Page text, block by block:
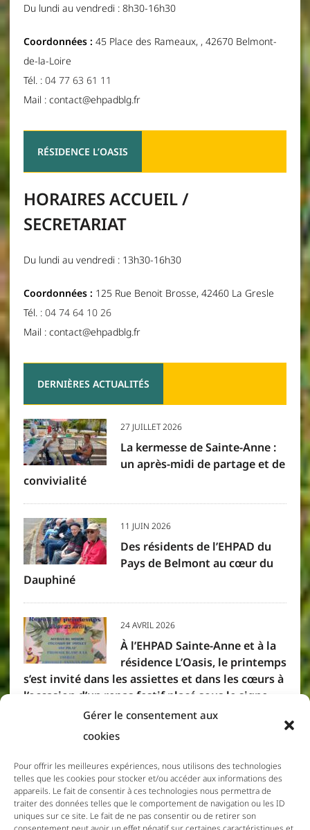
Gérer le consentement aux
cookies
Pour offrir les meilleures expériences, nous utilisons des technologies
telles que les cookies pour stocker et/ou accéder aux informations des
appareils. Le fait de consentir à ces technologies nous permettra de
traiter des données telles que le comportement de navigation ou les ID
uniques sur ce site. Le fait de ne pas consentir ou de retirer son
Du lundi au vendredi : 8h30-16h30
Coordonnées : 45 Place des Rameaux, , 42670 Belmont-
de-la-Loire
Tél. : 04 77 63 61 11
Mail : contact@ehpadblg.fr
RÉSIDENCE L’OASIS
HORAIRES ACCUEIL /
SECRETARIAT
Du lundi au vendredi : 13h30-16h30
Coordonnées : 125 Rue Benoit Brosse, 42460 La Gresle
Tél. : 04 74 64 10 26
Mail : contact@ehpadblg.fr
DERNIÈRES ACTUALITÉS
27 JUILLET 2026
La kermesse de Sainte-Anne :
un après-midi de partage et de
convivialité
11 JUIN 2026
Des résidents de l’EHPAD du
Pays de Belmont au cœur du
Dauphiné
24 AVRIL 2026
À l’EHPAD Sainte-Anne et à la
résidence L’Oasis, le printemps
s’est invité dans les assiettes et dans les cœurs à
l’occasion d’un repas festif placé sous le signe
des saveurs créoles. Résidents et membres du
personnel se sont réunis pour partager un
moment convivial, où la gourmandise et la
bonne humeur étaient à l’honneur.
11 DÉCEMBRE 2025